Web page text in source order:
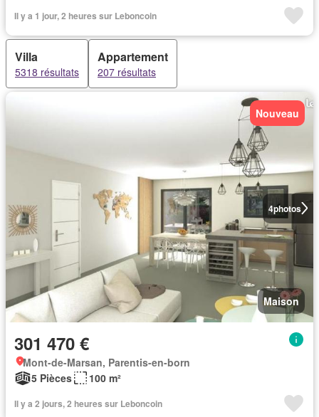
Il y a 1 jour, 2 heures sur Leboncoin
Villa
5318 résultats
Appartement
207 résultats
4photos
Nouveau
Maison
301 470 €
Mont-de-Marsan, Parentis-en-born
5 Pièces
100 m²
Il y a 2 jours, 2 heures sur Leboncoin